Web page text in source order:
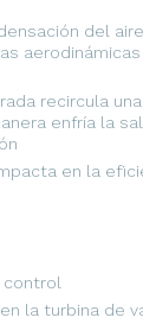
del
recircula
enfría la
en la
control
la turbina de